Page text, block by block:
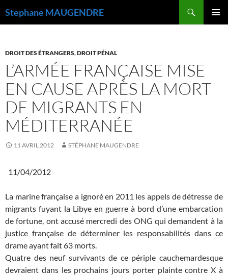
Stephane MAUGENDRE
DROIT DES ÉTRANGERS,DROIT PÉNAL
L’ARMÉE FRANÇAISE MISE
EN CAUSE APRÈS LA MORT
DE MIGRANTS EN
MÉDITERRANÉE
11 AVRIL 2012 STÉPHANE MAUGENDRE
11/04/2012
La marine française a ignoré en 2011 les appels de détresse de
migrants fuyant la Libye en guerre à bord d’une embarcation
de fortune, ont accusé mercredi des ONG qui demandent à la
justice française de déterminer les responsabilités dans ce
drame ayant fait 63 morts.
Quatre des neuf survivants de ce périple cauchemardesque
devraient dans les prochains jours porter plainte contre X à